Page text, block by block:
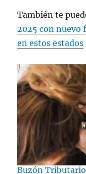
También te
2025 con nuevo
en estos estados
Buzón